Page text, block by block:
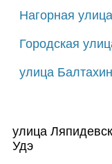
Нагорная улица
Городская
улица
улица
Удэ